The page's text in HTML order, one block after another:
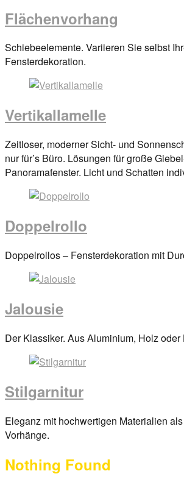
Flächenvorhang
Posted
on
anova
Schiebeelemente. Variieren Sie selbst
Fensterdekoration.
Vertikallamelle
Posted
on
29.
By
Zeitloser, moderner Sicht- und
nur für’s Büro. Lösungen für große
Panoramafenster. Licht und Schatten
Doppelrollo
Posted
2017By
Doppelrollos – Fensterdekoration mit
Jalousie
Posted
2017 By
Der Klassiker. Aus Aluminium, Holz oder
Stilgarnitur
Posted
on
März
Eleganz mit hochwertigen Materialien
Vorhänge.
Nothing Found